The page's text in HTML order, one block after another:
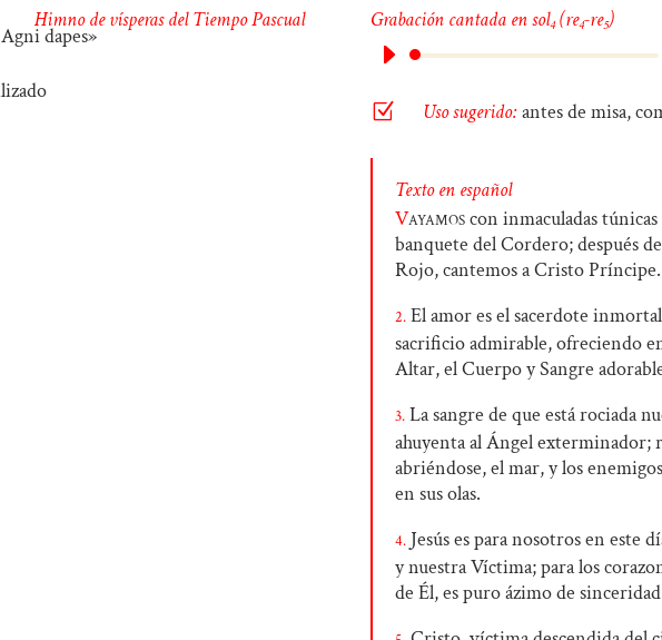
Himno de vísperas del Tiempo Pascual Grabación cantada en sol4(re4-re5)
audio
Z Uso sugerido:antes de misa,
Texto en español
Vayamoscon inmaculadas
banquete del Cordero; después
Rojo, cantemos a Cristo Príncipe.
2.El amor es el sacerdote
sacrificio admirable, ofreciendo
Altar, el Cuerpo y Sangre
3.La sangre de que está rociada
ahuyenta al Ángel exterminador;
abriéndose, el mar, y los
en sus olas.
4.Jesús es para nosotros en este
y nuestra Víctima; para los
de Él, es puro ázimo de